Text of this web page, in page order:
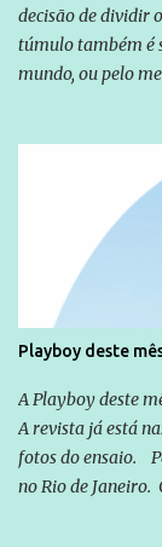
decisão de dividir
túmulo também é
mundo, ou pelo
empreendedor
cotidiana,
você já esta
que possibilite
forma
cidadão brasileiro
quem vai ser
simples ao mais
seus direitos e
Playboy deste
A Playboy deste
A revista já está
fotos do ensaio.
no Rio de Janeiro.